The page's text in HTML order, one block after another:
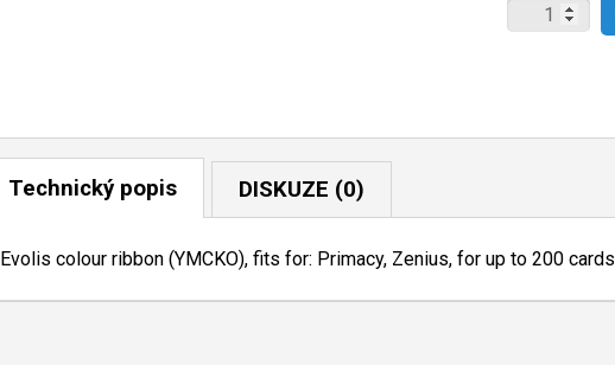
Technický popis DISKUZE (0)
Evolis colour ribbon (YMCKO), fits for: Primacy, Zenius, for up to 200 cards